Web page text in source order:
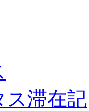
ス滞在記